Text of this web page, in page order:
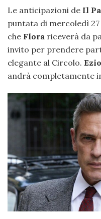
Le anticipazioni de Il
puntata di mercoledì
che Flora riceverà da
invito per prendere
elegante al Circolo. Ezio
andrà completamente